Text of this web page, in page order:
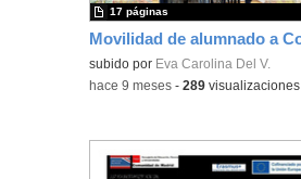
Contenido educativo.
subido por Eva Carolina Del V.
17 páginas
-hace 9 meses -289 visualizaciones